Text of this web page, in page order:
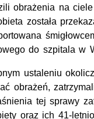
obrażenia na
została
do szpitala w
ustaleniu
obrażeń,
tej sprawy
oraz ich 41-